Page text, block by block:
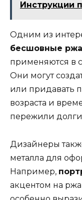
Инструкции
Одним из
бесшовные
применяются в
Они могут
или придавать
возраста и
пережили
Дизайнеры
металла для
Например,
акцентом на